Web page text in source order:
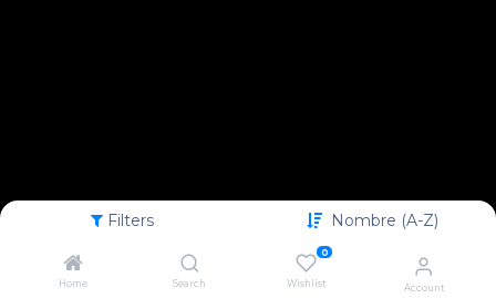
Filters Nombre (A-Z)
Home Search
0
Wishlist Account